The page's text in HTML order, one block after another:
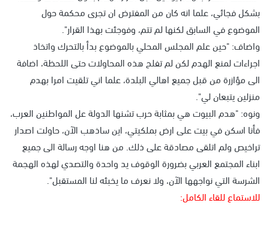
بشكل فجائي، علما انه كان من المفترض ان تجرى محكمة حول
الموضوع في السابق لكنها لم تتم، وفوجئت بهذا القرار".
واضاف: "حين علم المجلس المحلي بالموضوع بدأ بالتحرك واتخاذ
اجراءات لمنع الهدم لكن لم تفلح هذه المحاولات حتى اللحظة، اضافة
الى مؤازرة من قبل جميع اهالي البلدة، علما اني تلقيت امرا بهدم
منزلين يتبعان لي".
ونوه: "هدم البيوت هي بمثابة حرب تشنها الدولة عل المواطنين العرب،
فأنا اسكن في بيت على ارض بملكيتي، اين ساذهب الآن، حاولت اصدار
تراخيص ولم اتلقى مصادقة على ذلك. من هنا اوجه رسالة الى جميع
ابناء المجتمع العربي بضرورة الوقوف يد واحدة والتصدي لهذه الهجمة
الشرسة التي نواجهها الآن، ولا نعرف ما يخبئه لنا المستقبل".
للاستماع للقاء الكامل: